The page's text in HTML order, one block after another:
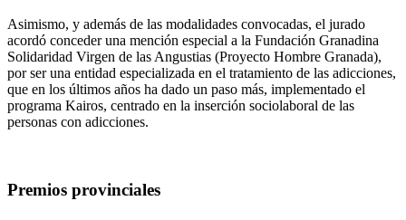
Asimismo, y además de las modalidades convocadas, el jurado
acordó conceder una mención especial a la Fundación Granadina
Solidaridad Virgen de las Angustias (Proyecto Hombre Granada),
por ser una entidad especializada en el tratamiento de las adicciones,
que en los últimos años ha dado un paso más, implementado el
programa Kairos, centrado en la inserción sociolaboral de las
personas con adicciones.
Premios provinciales